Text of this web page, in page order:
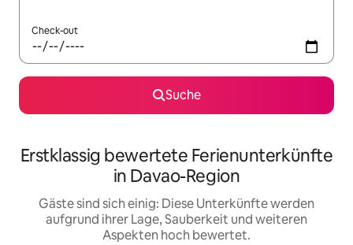
Check-out
Suche
Erstklassig bewertete Ferienunterkünfte
in Davao-Region
Gäste sind sich einig: Diese Unterkünfte werden
aufgrund ihrer Lage, Sauberkeit und weiteren
Aspekten hoch bewertet.